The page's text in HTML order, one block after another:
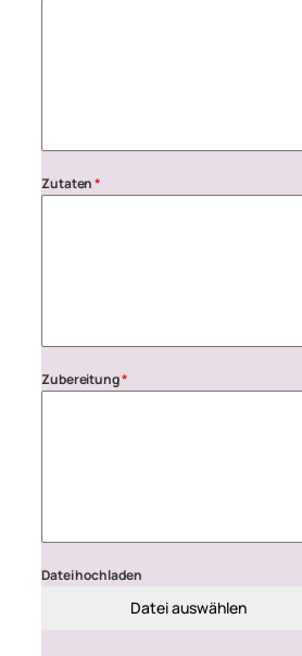
Zutaten*
Zubereitung*
Datei hochladen
Datei auswählen